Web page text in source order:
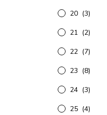
20 (3)
21 (2)
22 (7)
23 (8)
24 (3)
25 (4)